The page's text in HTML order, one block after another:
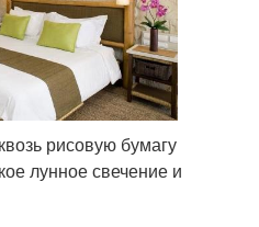
рисовую бумагу
лунное свечение и